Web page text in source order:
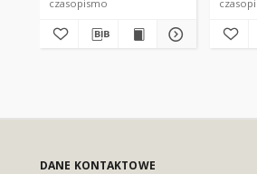
czasopismo
DANE KONTAKTOWE